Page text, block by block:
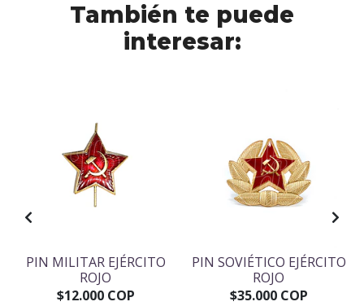
También te puede
interesar:
PIN MILITAR EJÉRCITO
ROJO
$12.000 COP
PIN SOVIÉTICO EJÉRCITO
ROJO
$35.000 COP